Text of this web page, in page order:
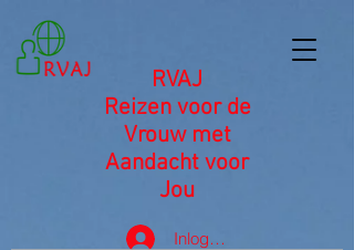
RVAJ
Reizen voor de
Vrouw met
Aandacht voor
Jou
Inloggen